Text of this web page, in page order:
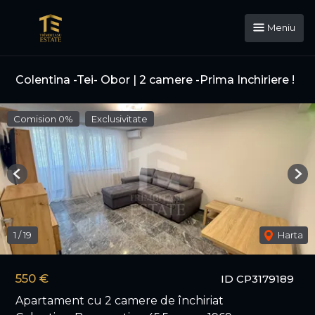
Meniu
Colentina -Tei- Obor | 2 camere -Prima Inchiriere !
ID CP3179189
550 €
Apartament cu 2 camere de închiriat
Comision 0% Exclusivitate
1 /19 Harta
Previous